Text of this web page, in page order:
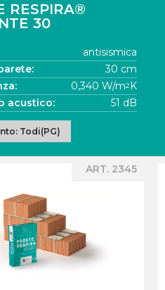
RESPIRA®
30
antisismica
30 cm
0,340 W/m2K
acustico:
51 dB
Todi(PG)
ART. 2345